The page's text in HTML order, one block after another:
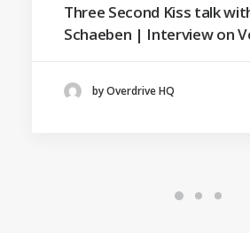
Three Second Kiss talk
Schaeben | Interview on
by Overdrive HQ